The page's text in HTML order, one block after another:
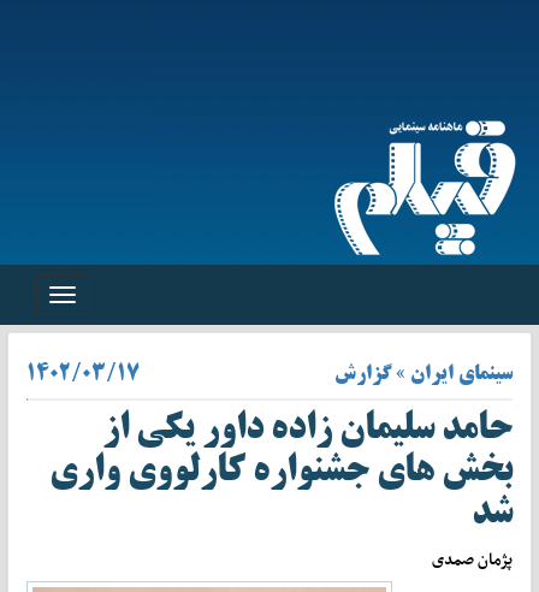
Toggle
سینمای ایران » گزارش ۱۴۰۲/۰۳/۱۷
حامد سلیمان زاده داور یکی از
بخش های جشنواره کارلووی واری
شد
پژمان صمدی